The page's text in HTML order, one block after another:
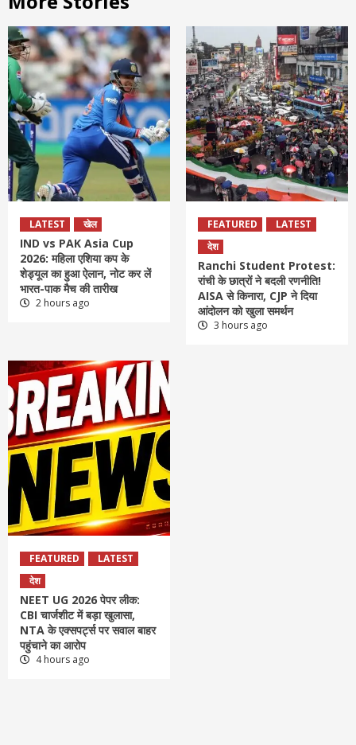
LATEST खेल
IND vs PAK Asia Cup
2026: महिला एशिया कप के
शेड्यूल का हुआ ऐलान, नोट कर लें
भारत-पाक मैच की तारीख
2 hours ago
FEATURED
LATEST
देश
Ranchi Student Protest:
रांची के छात्रों ने बदली रणनीति!
AISA से किनारा, CJP ने दिया
आंदोलन को खुला समर्थन
3 hours ago
FEATURED
LATEST
देश
NEET UG 2026 पेपर लीक:
CBI चार्जशीट में बड़ा खुलासा,
NTA के एक्सपर्ट्स पर सवाल बाहर
पहुंचाने का आरोप
4 hours ago